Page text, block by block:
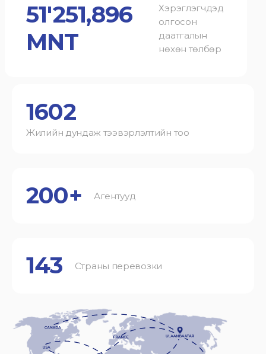
51'251,896
MNT
Хэрэглэгчдэд
олгосон
даатгалын
нөхөн төлбөр
1602
Жилийн дундаж тээвэрлэлтийн тоо
200+ Агентууд
143 Страны перевозки